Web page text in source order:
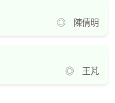
◎ 陳倩明
◎ 王芃